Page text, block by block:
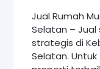
Jual Rumah
Selatan – Jual
strategis di
Selatan.